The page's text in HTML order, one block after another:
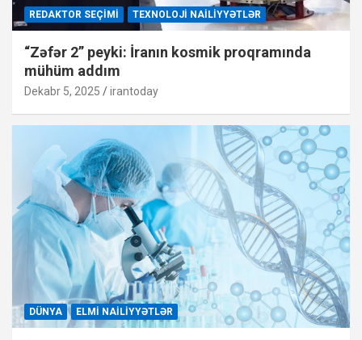
REDAKTOR SEÇIMI TEXNOLOJI NAILIYYƏTLƏR
“Zəfər 2” peyki: İranın kosmik proqramında
mühüm addım
Dekabr 5, 2025 irantoday
DÜNYA ELMI NAILIYYƏTLƏR